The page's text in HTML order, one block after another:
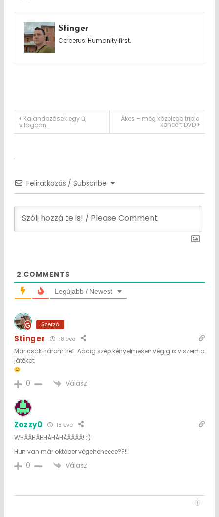
Stinger
Cerberus. Humanity first.
Post
Kalandozások egy új
világban…
Ákos – még közelebb tripla
koncert DVD
Feliratkozás / Subscribe
2 COMMENTS
Legújabb / Newest
Szerző
Stinger 18 éve
Már csak három hét. Addig szép kényelmesen végig is viszem a
játékot.
0 Válasz
Zozzy0 18 éve
WHÁÁHÁHHÁHÁHÁÁÁÁÁ! :’)
Hun van már október végeheheeee??!!
0 Válasz